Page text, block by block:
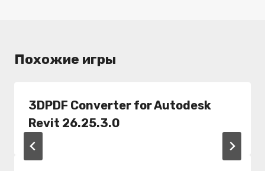
Похожие игры
3DPDF Converter for Autodesk
Revit 26.25.3.0